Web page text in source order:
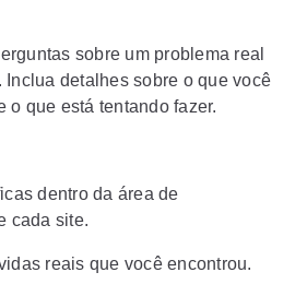
sobre um problema real
Inclua detalhes sobre o que você
o que está tentando fazer.
dentro da área de
cada site.
reais que você encontrou.